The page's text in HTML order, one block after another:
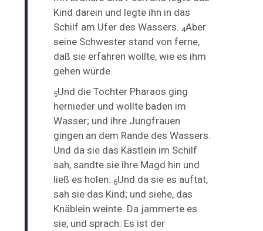
Kind darein und legte ihn in das
Schilf am Ufer des Wassers. 4Aber
seine Schwester stand von ferne,
daß sie erfahren wollte, wie es ihm
gehen würde.
5Und die Tochter Pharaos ging
hernieder und wollte baden im
Wasser; und ihre Jungfrauen
gingen an dem Rande des Wassers.
Und da sie das Kästlein im Schilf
sah, sandte sie ihre Magd hin und
ließ es holen. 6Und da sie es auftat,
sah sie das Kind; und siehe, das
Knäblein weinte. Da jammerte es
sie, und sprach: Es ist der